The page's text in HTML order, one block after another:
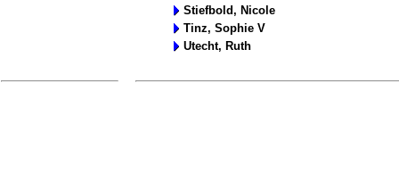
Stiefbold, Nicole
Tinz, Sophie V
Utecht, Ruth